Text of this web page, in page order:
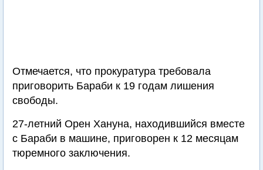
Отмечается, что прокуратура требовала
приговорить Бараби к 19 годам лишения
свободы.
27-летний Орен Хануна, находившийся вместе
с Бараби в машине, приговорен к 12 месяцам
тюремного заключения.